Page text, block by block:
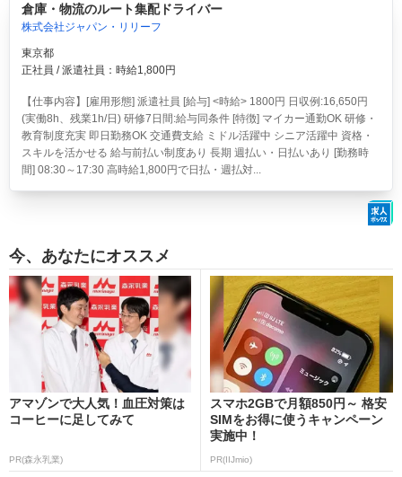
倉庫・物流のルート集配ドライバー
株式会社ジャパン・リリーフ
東京都
正社員 / 派遣社員：時給1,800円
【仕事内容】[雇用形態] 派遣社員 [給与] <時給> 1800円 日収例:16,650円
(実働8h、残業1h/日) 研修7日間:給与同条件 [特徴] マイカー通勤OK 研修・
教育制度充実 即日勤務OK 交通費支給 ミドル活躍中 シニア活躍中 資格・
スキルを活かせる 給与前払い制度あり 長期 週払い・日払いあり [勤務時
間] 08:30～17:30 高時給1,800円で日払・週払対...
今、あなたにオススメ
アマゾンで大人気！血圧対策は
コーヒーに足してみて
PR(森永乳業)
スマホ2GBで月額850円～ 格安
SIMをお得に使うキャンペーン
実施中！
PR(IIJmio)